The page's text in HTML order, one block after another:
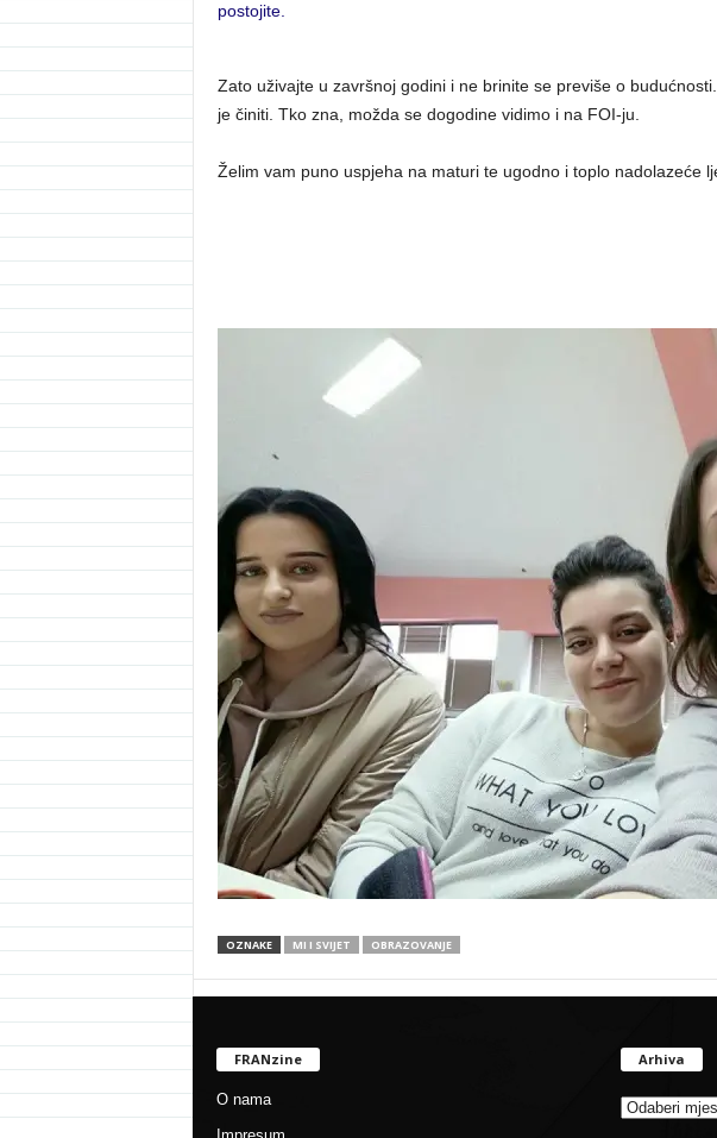
postojite.
Zato uživajte u završnoj godini i ne brinite se previše o
je činiti. Tko zna, možda se dogodine vidimo i na FOI-ju.
Želim vam puno uspjeha na maturi te ugodno i toplo nadolazeće
OZNAKE MI I SVIJET OBRAZOVANJE
FRANzine
O nama
Arhiva